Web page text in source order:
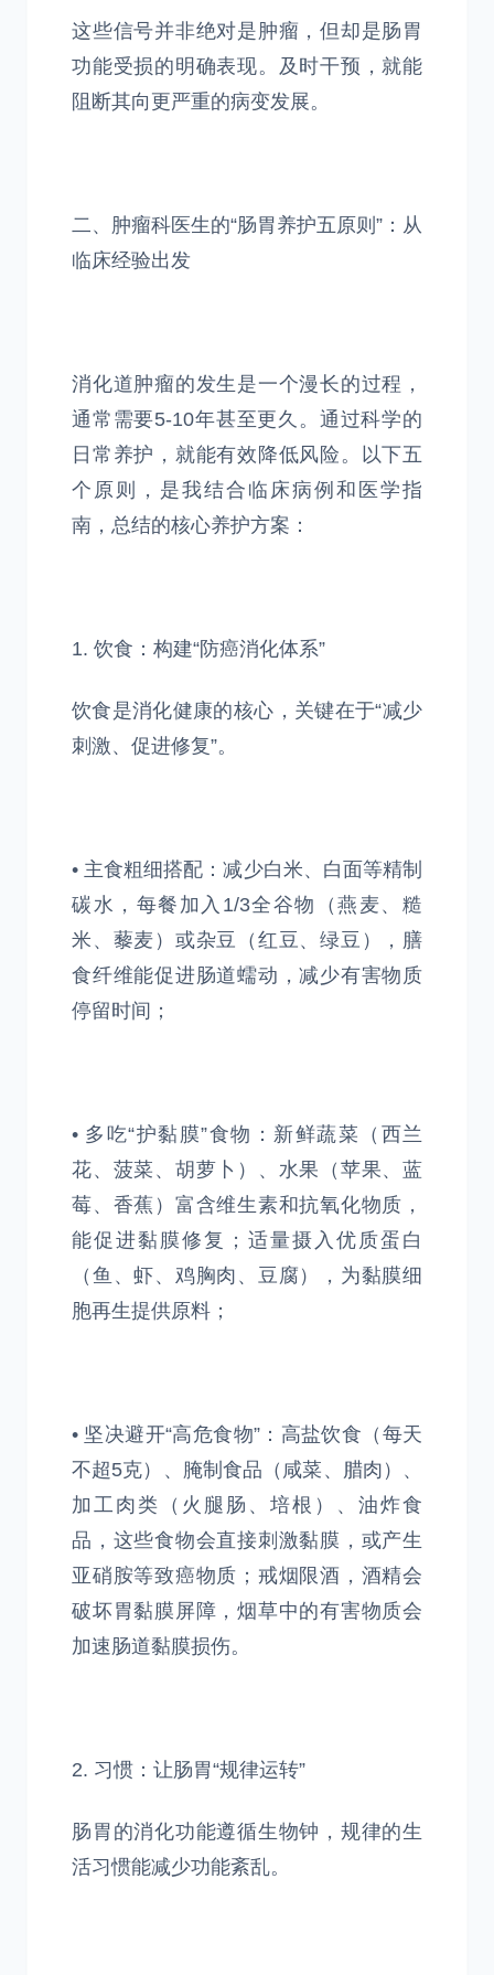
这些信号并非绝对是肿瘤，但却是肠胃
功能受损的明确表现。及时干预，就能
阻断其向更严重的病变发展。
二、肿瘤科医生的“肠胃养护五原则”：从
临床经验出发
消化道肿瘤的发生是一个漫长的过程，
通常需要5-10年甚至更久。通过科学的
日常养护，就能有效降低风险。以下五
个原则，是我结合临床病例和医学指
南，总结的核心养护方案：
1. 饮食：构建“防癌消化体系”
饮食是消化健康的核心，关键在于“减少
刺激、促进修复”。
• 主食粗细搭配：减少白米、白面等精制
碳水，每餐加入1/3全谷物（燕麦、糙
米、藜麦）或杂豆（红豆、绿豆），膳
食纤维能促进肠道蠕动，减少有害物质
停留时间；
• 多吃“护黏膜”食物：新鲜蔬菜（西兰
花、菠菜、胡萝卜）、水果（苹果、蓝
莓、香蕉）富含维生素和抗氧化物质，
能促进黏膜修复；适量摄入优质蛋白
（鱼、虾、鸡胸肉、豆腐），为黏膜细
胞再生提供原料；
• 坚决避开“高危食物”：高盐饮食（每天
不超5克）、腌制食品（咸菜、腊肉）、
加工肉类（火腿肠、培根）、油炸食
品，这些食物会直接刺激黏膜，或产生
亚硝胺等致癌物质；戒烟限酒，酒精会
破坏胃黏膜屏障，烟草中的有害物质会
加速肠道黏膜损伤。
2. 习惯：让肠胃“规律运转”
肠胃的消化功能遵循生物钟，规律的生
活习惯能减少功能紊乱。